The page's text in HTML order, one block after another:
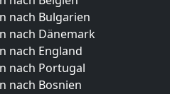
nach Bulgarien
nach Dänemark
nach England
nach Portugal
nach Bosnien